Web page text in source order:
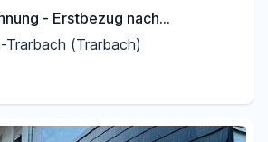
- Erstbezug nach
(Trarbach)